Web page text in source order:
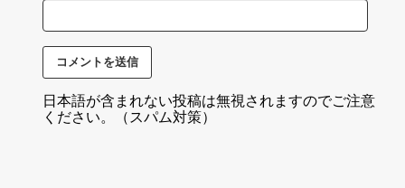
日本語が含まれない投稿は無視されますのでご注意
ください。（スパム対策）